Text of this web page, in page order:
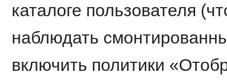
каталоге пользователя
наблюдать
включить политики